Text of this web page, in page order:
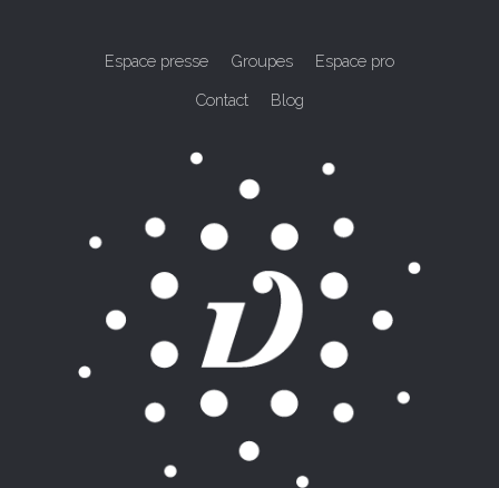
Espace presse Groupes Espace pro
Contact Blog